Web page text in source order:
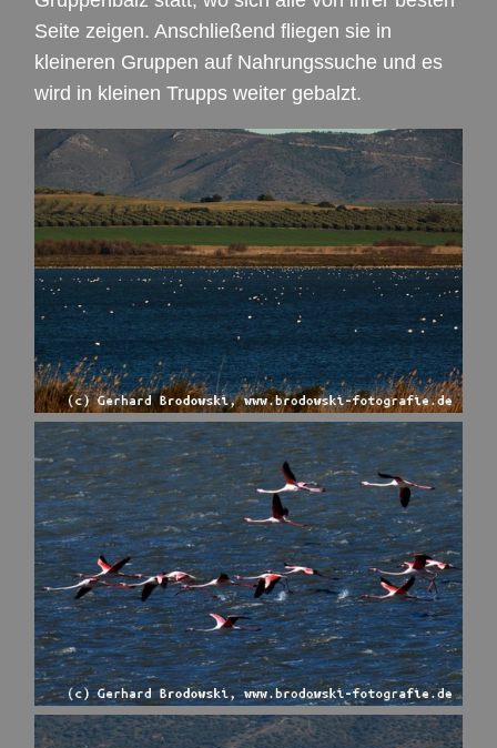
Seite zeigen. Anschließend fliegen sie in
kleineren Gruppen auf Nahrungssuche und es
wird in kleinen Trupps weiter gebalzt.